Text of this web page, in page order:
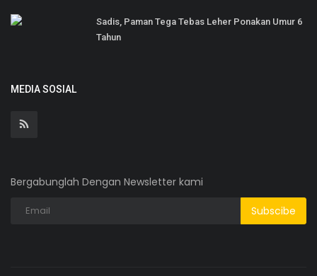
Sadis, Paman Tega Tebas Leher Ponakan Umur 6
Tahun
MEDIA SOSIAL
Bergabunglah Dengan Newsletter kami
Subscibe